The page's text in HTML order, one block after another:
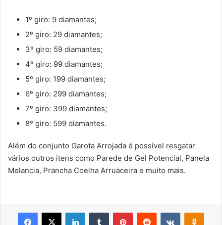
1º giro: 9 diamantes;
2º giro: 29 diamantes;
3º giro: 59 diamantes;
4º giro: 99 diamantes;
5º giro: 199 diamantes;
6º giro: 299 diamantes;
7º giro: 399 diamantes;
8º giro: 599 diamantes.
Além do conjunto Garota Arrojada é possível resgatar
vários outros itens como Parede de Gel Potencial, Panela
Melancia, Prancha Coelha Arruaceira e muito mais.
Facebook
X LinkedinTumblr PinterestReddit VK OK